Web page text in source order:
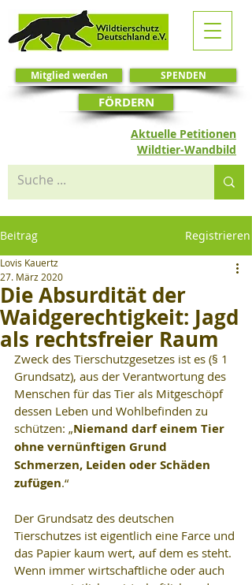
SPENDEN
Mitglied werden
Aktuelle Petitionen
FÖRDERN
Wildtier-Wandbild
Beitrag Registrieren
Die Absurdität der
Waidgerechtigkeit: Jagd
als rechtsfreier Raum
Lovis Kauertz
27. März 2020
Zweck des Tierschutzgesetzes ist es (§ 1
Grundsatz), aus der Verantwortung des
Menschen für das Tier als Mitgeschöpf
dessen Leben und Wohlbefinden zu
schützen: „Niemand darf einem Tier
ohne vernünftigen Grund
Schmerzen, Leiden oder Schäden
zufügen.“
Der Grundsatz des deutschen
Tierschutzes ist eigentlich eine Farce und
das Papier kaum wert, auf dem es steht.
Wenn immer wirtschaftliche oder auch